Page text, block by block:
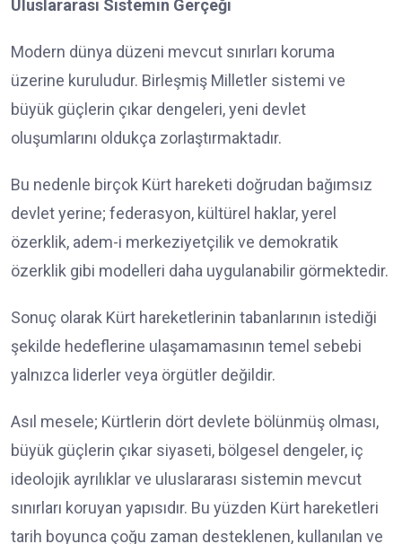
Uluslararası Sistemin Gerçeği
Modern dünya düzeni mevcut sınırları koruma
üzerine kuruludur. Birleşmiş Milletler sistemi ve
büyük güçlerin çıkar dengeleri, yeni devlet
oluşumlarını oldukça zorlaştırmaktadır.
Bu nedenle birçok Kürt hareketi doğrudan bağımsız
devlet yerine; federasyon, kültürel haklar, yerel
özerklik, adem-i merkeziyetçilik ve demokratik
özerklik gibi modelleri daha uygulanabilir görmektedir.
Sonuç olarak Kürt hareketlerinin tabanlarının istediği
şekilde hedeflerine ulaşamamasının temel sebebi
yalnızca liderler veya örgütler değildir.
Asıl mesele; Kürtlerin dört devlete bölünmüş olması,
büyük güçlerin çıkar siyaseti, bölgesel dengeler, iç
ideolojik ayrılıklar ve uluslararası sistemin mevcut
sınırları koruyan yapısıdır. Bu yüzden Kürt hareketleri
tarih boyunca çoğu zaman desteklenen, kullanılan ve